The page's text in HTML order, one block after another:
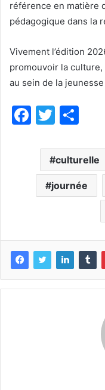
référence en matière
pédagogique dans la
Vivement l’édition
promouvoir la
au sein de la
F
c
e
b
k
T
itt
er
ta
g
er
culturelle
journée